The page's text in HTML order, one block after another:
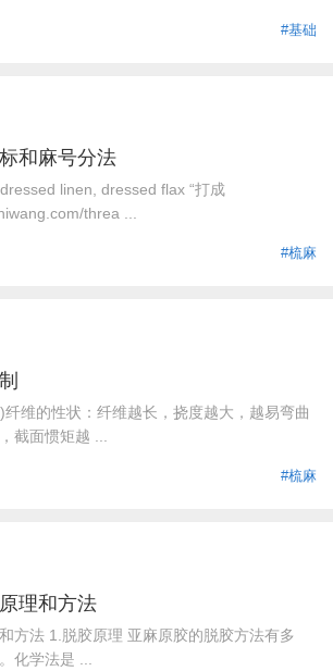
#基础
和麻号分法
linen, dressed flax “打成
threa ...
#梳麻
维的性状：纤维越长，挠度越大，越易弯曲
截面惯矩越 ...
#梳麻
理和方法
方法 1.脱胶原理 亚麻原胶的脱胶方法有多
化学法是 ...